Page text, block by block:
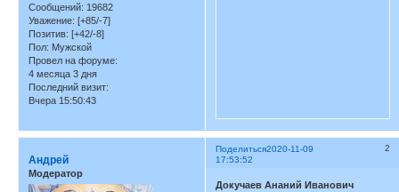
Сообщений: 19682
Уважение: [+85/-7]
Позитив: [+42/-8]
Пол: Мужской
Провел на форуме:
4 месяца 3 дня
Последний визит:
Вчера 15:50:43
Поделиться 2
2020-11-09
17:53:52
Андрей
Модератор
Докучаев Ананий Иванович